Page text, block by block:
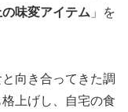
味変アイテム 」を
向き合ってきた調
上げし、自宅の食